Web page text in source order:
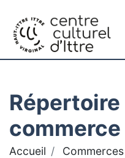
Répertoire
commerce
Accueil Commerces